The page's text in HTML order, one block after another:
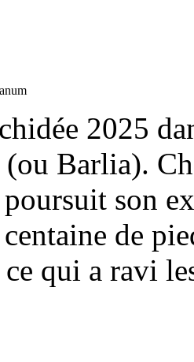
2025
Barlia).
son
de
qui a ravi